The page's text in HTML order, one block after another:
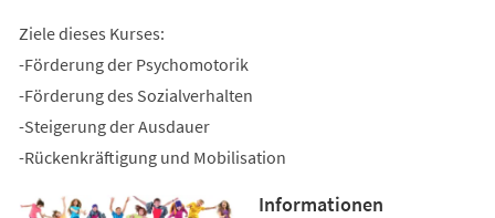
Ziele dieses Kurses:
-Förderung der Psychomotorik
-Förderung des Sozialverhalten
-Steigerung der Ausdauer
-Rückenkräftigung und Mobilisation
Informationen